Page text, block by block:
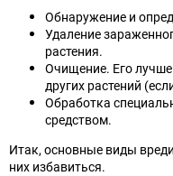
Обнаружение и
Удаление
растения.
Очищение. Его
других растений
Обработка
средством.
Итак, основные виды
них избавиться.